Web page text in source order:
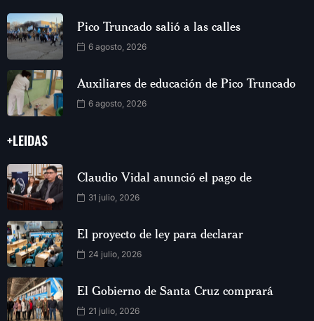
Pico Truncado salió a las calles
6 agosto, 2026
Auxiliares de educación de Pico Truncado
6 agosto, 2026
+LEIDAS
Claudio Vidal anunció el pago de
31 julio, 2026
El proyecto de ley para declarar
24 julio, 2026
El Gobierno de Santa Cruz comprará
21 julio, 2026